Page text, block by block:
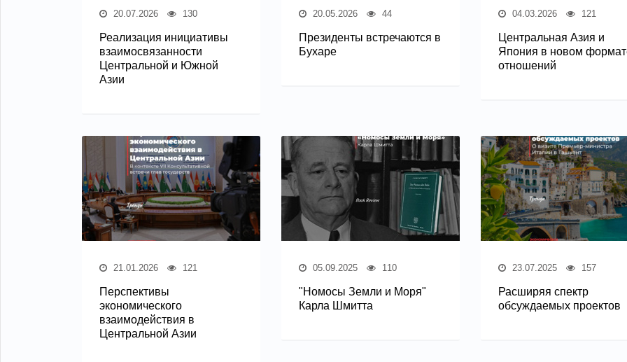
20.07.2026 130
Реализация инициативы
взаимосвязанности
Центральной и Южной
Азии
20.05.2026 44
Президенты встречаются в
Бухаре
04.03.2026 121
Центральная Азия и
Япония в новом
отношений
21.01.2026 121
Перспективы
экономического
взаимодействия в
Центральной Азии
05.09.2025 110
"Номосы Земли и Моря"
Карла Шмитта
23.07.2025 157
Расширяя спектр
обсуждаемых проектов